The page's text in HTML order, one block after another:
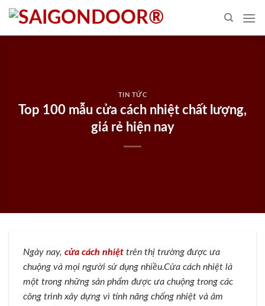
Skip
content
TIN TỨC
Top 100 mẫu cửa cách nhiệt chất lượng,
giá rẻ hiện nay
Ngày nay, cửa cách nhiệt trên thị trường được ưa
chuộng và mọi người sử dụng nhiều.Cửa cách nhiệt là
một trong những sản phẩm được ưa chuộng trong các
công trình xây dựng vì tính năng chống nhiệt và âm